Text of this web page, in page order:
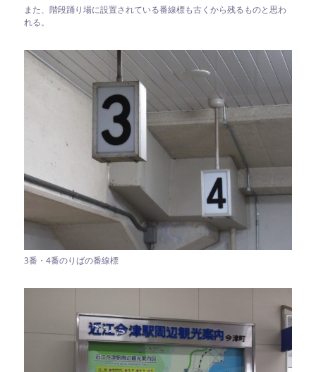
また、階段踊り場に設置されている番線標も古くから残るものと思わ
れる。
3番・4番のりばの番線標